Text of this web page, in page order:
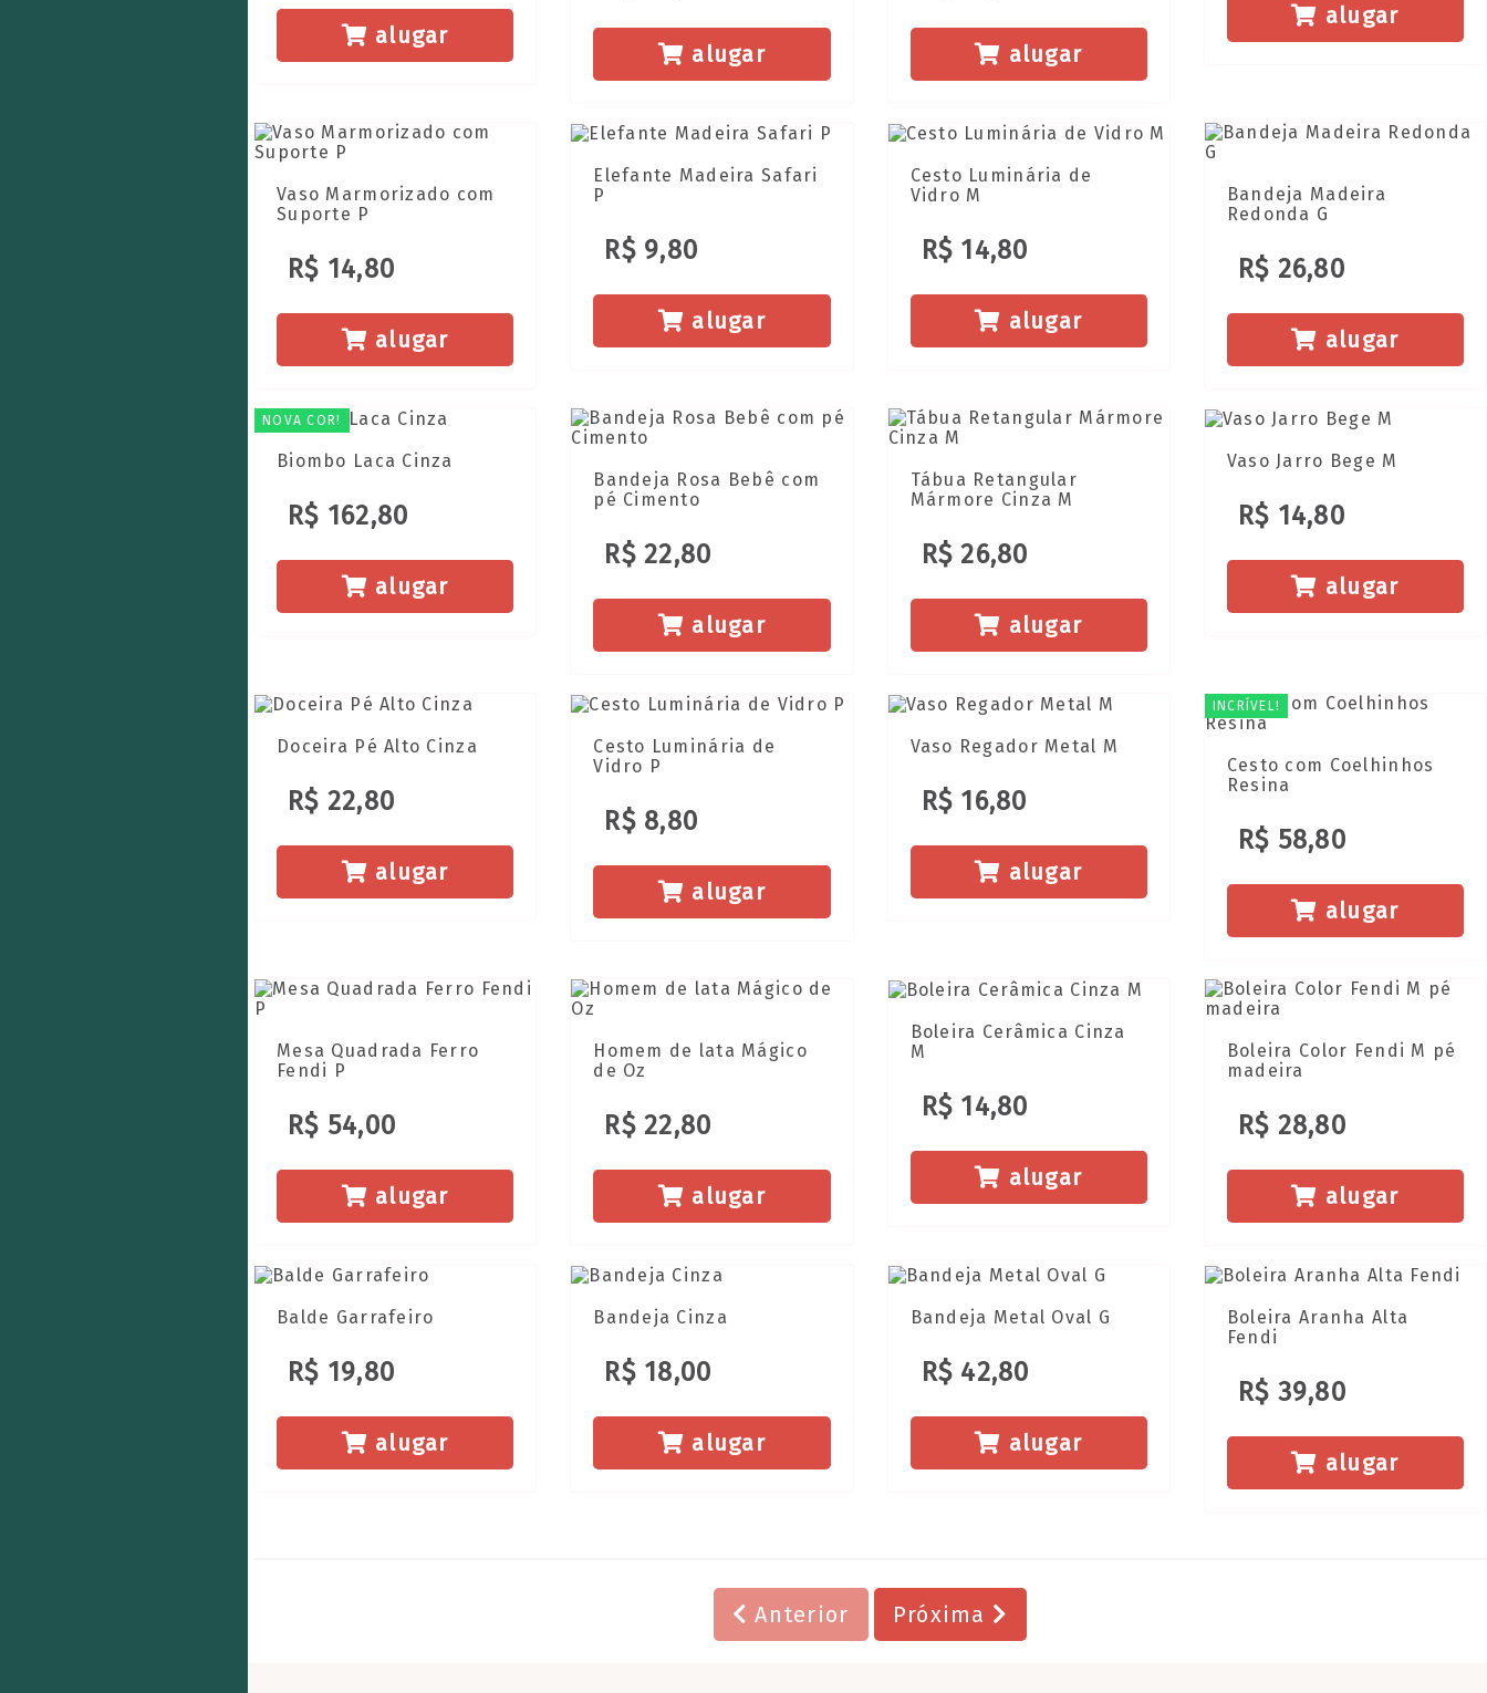
alugar
alugar alugar
alugar
Vaso Marmorizado com
Suporte P
R$ 14,80
alugar
Elefante Madeira Safari
P
R$ 9,80
alugar
Cesto Luminária de
Vidro M
R$ 14,80
alugar
Bandeja Madeira
Redonda G
R$ 26,80
alugar
NOVA COR!
Biombo Laca Cinza
R$ 162,80
alugar
Bandeja Rosa Bebê com
pé Cimento
R$ 22,80
alugar
Tábua Retangular
Mármore Cinza M
R$ 26,80
alugar
Vaso Jarro Bege M
R$ 14,80
alugar
Doceira Pé Alto Cinza
R$ 22,80
alugar
Cesto Luminária de
Vidro P
R$ 8,80
alugar
Vaso Regador Metal M
R$ 16,80
alugar
INCRÍVEL!
Cesto com Coelhinhos
Resina
R$ 58,80
alugar
Mesa Quadrada Ferro
Fendi P
R$ 54,00
alugar
Homem de lata Mágico
de Oz
R$ 22,80
alugar
Boleira Cerâmica Cinza
M
R$ 14,80
alugar
Boleira Color Fendi M pé
madeira
R$ 28,80
alugar
Balde Garrafeiro
R$ 19,80
alugar
Bandeja Cinza
R$ 18,00
alugar
Bandeja Metal Oval G
R$ 42,80
alugar
Boleira Aranha Alta
Fendi
R$ 39,80
alugar
Anterior Próxima